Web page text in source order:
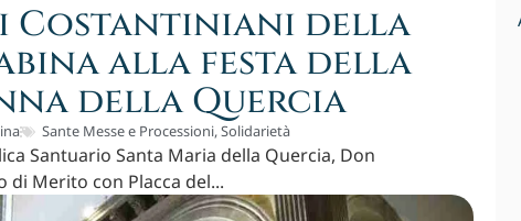
Costantiniani della
alla festa della
della Quercia
Sante Messe e Processioni,Solidarietà
Santuario Santa Maria della Quercia, Don
di Merito con Placca del...